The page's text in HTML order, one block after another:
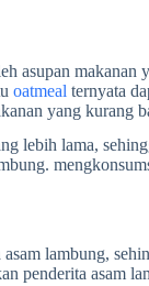
asupan
oatmeal ternyata
yang kurang
lebih lama,
lambung,
penderita asam